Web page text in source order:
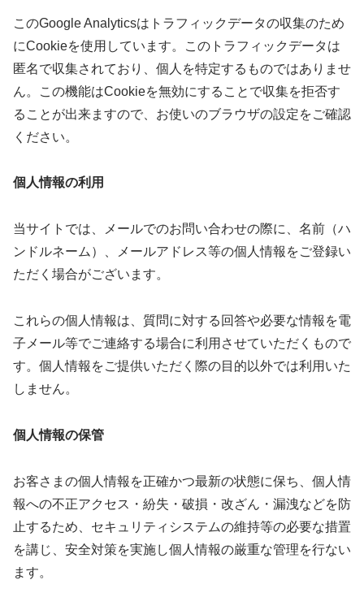
このGoogle Analyticsはトラフィックデータの収集のため
にCookieを使用しています。このトラフィックデータは
匿名で収集されており、個人を特定するものではありませ
ん。この機能はCookieを無効にすることで収集を拒否す
ることが出来ますので、お使いのブラウザの設定をご確認
ください。
個人情報の利用
当サイトでは、メールでのお問い合わせの際に、名前（ハ
ンドルネーム）、メールアドレス等の個人情報をご登録い
ただく場合がございます。
これらの個人情報は、質問に対する回答や必要な情報を電
子メール等でご連絡する場合に利用させていただくもので
す。個人情報をご提供いただく際の目的以外では利用いた
しません。
個人情報の保管
お客さまの個人情報を正確かつ最新の状態に保ち、個人情
報への不正アクセス・紛失・破損・改ざん・漏洩などを防
止するため、セキュリティシステムの維持等の必要な措置
を講じ、安全対策を実施し個人情報の厳重な管理を行ない
ます。